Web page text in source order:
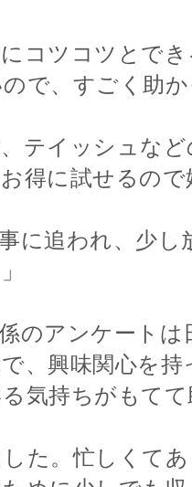
コツコツとで
で、すごく助
テイッシュな
得に試せるの
に追われ、少
のアンケート
、興味関心を
気持ちがもて
た。忙しくて